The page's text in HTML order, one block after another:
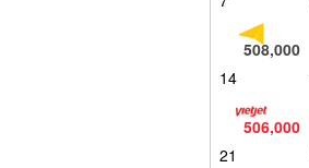
508,000
14
506,000
21